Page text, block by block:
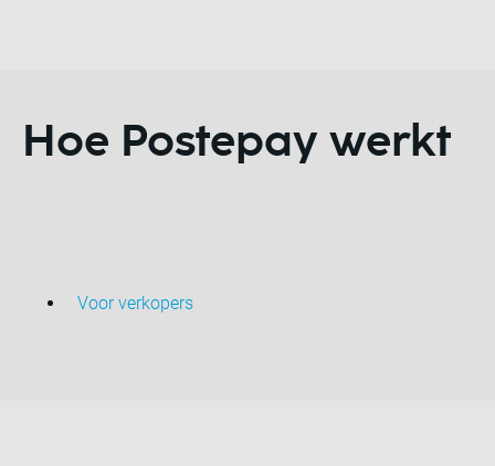
Hoe Postepay werkt
Voor verkopers